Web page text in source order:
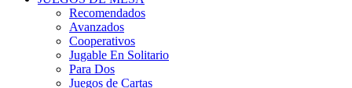
Recomendados
Avanzados
Cooperativos
Jugable En Solitario
Para Dos
Juegos de Cartas